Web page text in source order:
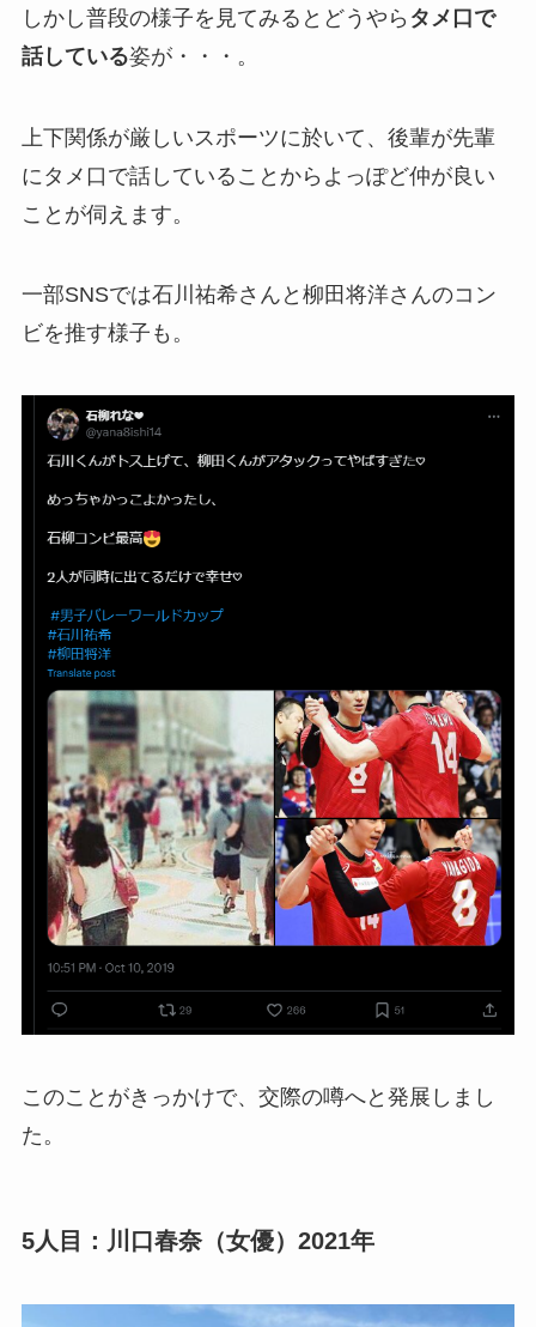
しかし普段の様子を見てみるとどうやら タメ口で
話している姿が・・・。
上下関係が厳しいスポーツに於いて、後輩が先輩
にタメ口で話していることからよっぽど仲が良い
ことが伺えます。
一部SNSでは石川祐希さんと柳田将洋さんのコン
ビを推す様子も。
このことがきっかけで、交際の噂へと発展しまし
た。
5人目：川口春奈（女優）2021年